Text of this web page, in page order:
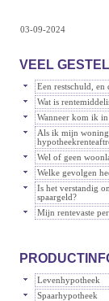
03-09-2024
VEEL
Een restschuld, en
Wat is
Wanneer kom ik
Als ik mijn
Wel of geen
Welke gevolgen
Is het verstandig
spaargeld?
Mijn rentevaste
Levenhypotheek
Spaarhypotheek